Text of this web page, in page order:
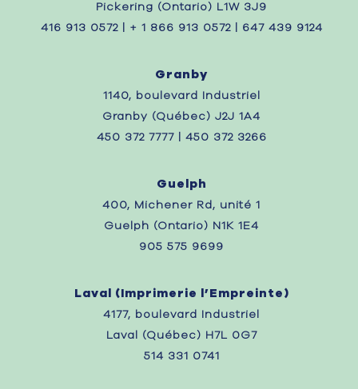
Pickering (Ontario) L1W 3J9
416 913 0572 | + 1 866 913 0572 | 647 439 9124
Granby
1140, boulevard Industriel
Granby (Québec) J2J 1A4
450 372 7777 | 450 372 3266
Guelph
400, Michener Rd, unité 1
Guelph (Ontario) N1K 1E4
905 575 9699
Laval ( Imprimerie l’Empreinte)
4177, boulevard Industriel
Laval (Québec) H7L 0G7
514 331 0741